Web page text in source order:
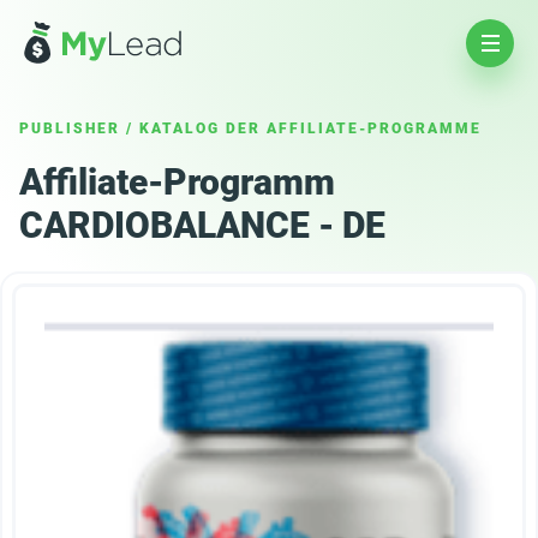
PUBLISHER / KATALOG DER AFFILIATE-PROGRAMME
Affiliate-Programm
CARDIOBALANCE - DE